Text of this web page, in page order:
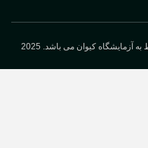
کیوان می باشد. 2025